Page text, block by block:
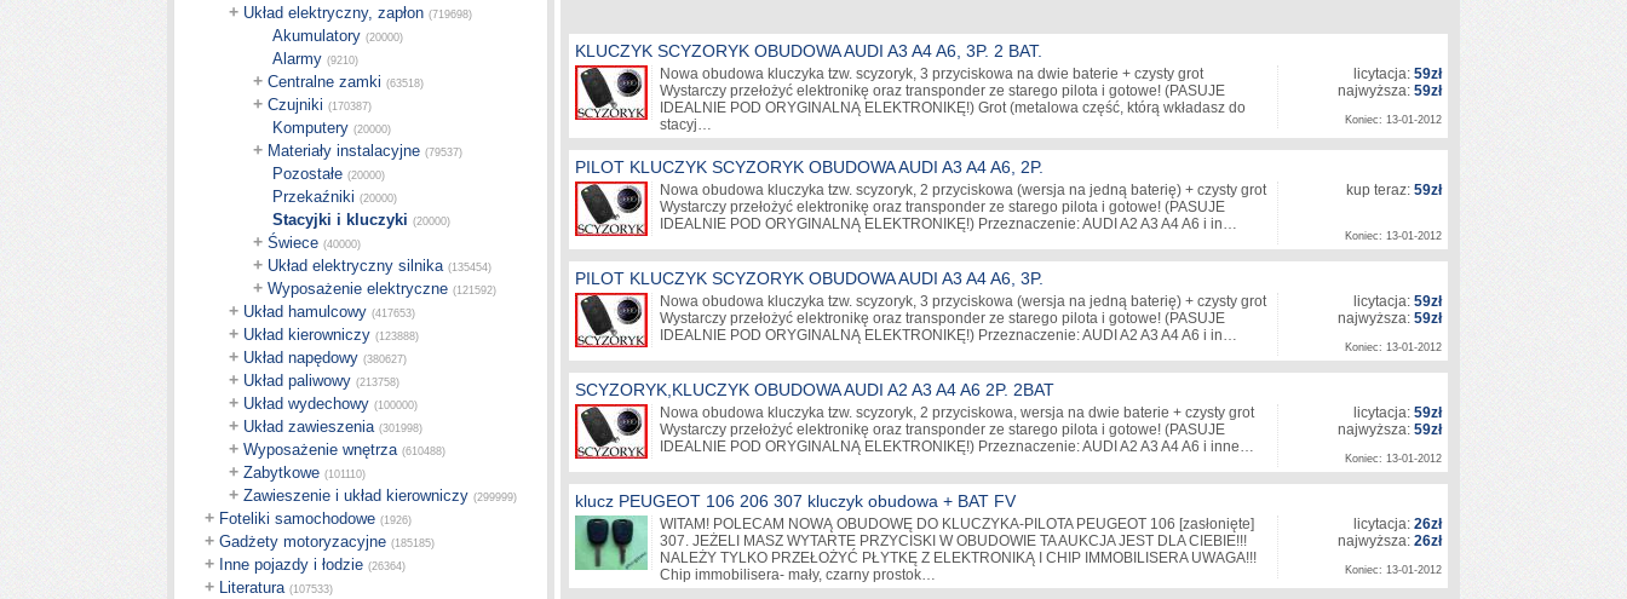
+ Układ elektryczny, zapłon (719698)
Akumulatory (20000)
Alarmy (9210)
+ Centralne zamki (63518)
+ Czujniki (170387)
Komputery (20000)
+ Materiały instalacyjne (79537)
Pozostałe (20000)
Przekaźniki (20000)
Stacyjki i kluczyki (20000)
+ Świece (40000)
+ Układ elektryczny silnika (135454)
+ Wyposażenie elektryczne (121592)
+ Układ hamulcowy (417653)
+ Układ kierowniczy (123888)
+ Układ napędowy (380627)
+ Układ paliwowy (213758)
+ Układ wydechowy (100000)
+ Układ zawieszenia (301998)
+ Wyposażenie wnętrza (610488)
+ Zabytkowe (101110)
+ Zawieszenie i układ kierowniczy (299999)
+ Foteliki samochodowe (1926)
+ Gadżety motoryzacyjne (185185)
+ Inne pojazdy i łodzie (26364)
+ Literatura (107533)
KLUCZYK SCYZORYK OBUDOWA AUDI A3 A4 A6, 3P. 2 BAT.
Nowa obudowa kluczyka tzw. scyzoryk, 3 przyciskowa na dwie baterie + czysty grot
Wystarczy przełożyć elektronikę oraz transponder ze starego pilota i gotowe! (PASUJE
IDEALNIE POD ORYGINALNĄ ELEKTRONIKĘ!) Grot (metalowa część, którą wkładasz do
stacyj…
licytacja: 59zł
najwyższa: 59zł
Koniec: 13-01-2012
PILOT KLUCZYK SCYZORYK OBUDOWA AUDI A3 A4 A6, 2P.
Nowa obudowa kluczyka tzw. scyzoryk, 2 przyciskowa (wersja na jedną baterię) + czysty grot
Wystarczy przełożyć elektronikę oraz transponder ze starego pilota i gotowe! (PASUJE
IDEALNIE POD ORYGINALNĄ ELEKTRONIKĘ!) Przeznaczenie: AUDI A2 A3 A4 A6 i in…
kup teraz: 59zł
Koniec: 13-01-2012
PILOT KLUCZYK SCYZORYK OBUDOWA AUDI A3 A4 A6, 3P.
Nowa obudowa kluczyka tzw. scyzoryk, 3 przyciskowa (wersja na jedną baterię) + czysty grot
Wystarczy przełożyć elektronikę oraz transponder ze starego pilota i gotowe! (PASUJE
IDEALNIE POD ORYGINALNĄ ELEKTRONIKĘ!) Przeznaczenie: AUDI A2 A3 A4 A6 i in…
licytacja: 59zł
najwyższa: 59zł
Koniec: 13-01-2012
SCYZORYK,KLUCZYK OBUDOWA AUDI A2 A3 A4 A6 2P. 2BAT
Nowa obudowa kluczyka tzw. scyzoryk, 2 przyciskowa, wersja na dwie baterie + czysty grot
Wystarczy przełożyć elektronikę oraz transponder ze starego pilota i gotowe! (PASUJE
IDEALNIE POD ORYGINALNĄ ELEKTRONIKĘ!) Przeznaczenie: AUDI A2 A3 A4 A6 i inne…
licytacja: 59zł
najwyższa: 59zł
Koniec: 13-01-2012
klucz PEUGEOT 106 206 307 kluczyk obudowa + BAT FV
WITAM! POLECAM NOWĄ OBUDOWĘ DO KLUCZYKA-PILOTA PEUGEOT 106 [zasłonięte]
307. JEŻELI MASZ WYTARTE PRZYCISKI W OBUDOWIE TA AUKCJA JEST DLA CIEBIE!!!
NALEŻY TYLKO PRZEŁOŻYĆ PŁYTKĘ Z ELEKTRONIKĄ I CHIP IMMOBILISERA UWAGA!!!
Chip immobilisera- mały, czarny prostok…
licytacja: 26zł
najwyższa: 26zł
Koniec: 13-01-2012